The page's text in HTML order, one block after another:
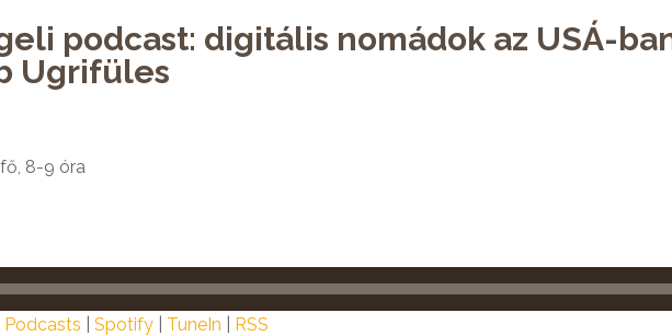
podcast: digitális nomádok az USÁ-
Ugrifüles
8-9 óra
Spotify TuneIn RSS